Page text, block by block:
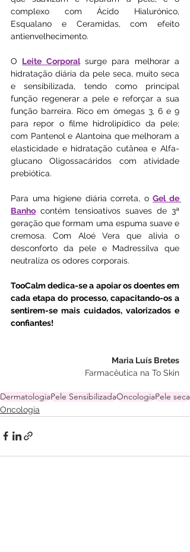
complexo com Ácido Hialurónico,
Esqualano e Ceramidas, com efeito
antienvelhecimento.
O Leite Corporal surge para melhorar a
hidratação diária da pele seca, muito seca
e sensibilizada, tendo como principal
função regenerar a pele e reforçar a sua
função barreira. Rico em ómegas 3, 6 e 9
para repor o filme hidrolipídico da pele;
com Pantenol e Alantoína que melhoram a
elasticidade e hidratação cutânea e Alfa-
glucano Oligossacáridos com atividade
prebiótica.
Para uma higiene diária correta, o Gel de
Banho contém tensioativos suaves de 3ª
geração que formam uma espuma suave e
cremosa. Com Aloé Vera que alivia o
desconforto da pele e Madressilva que
neutraliza os odores corporais.
TooCalm dedica-se a apoiar os doentes em
cada etapa do processo, capacitando-os a
sentirem-se mais cuidados, valorizados e
confiantes!
Maria Luís Bretes
Farmacêutica na To Skin
DermatologiaPele SensibilizadaOncologiaPele seca
Oncologia